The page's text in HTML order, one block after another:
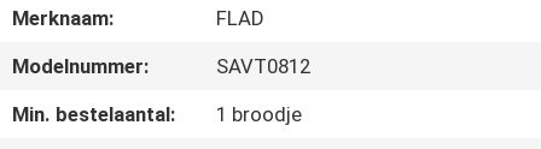
FABRIEKSTOCHT
KWALITEITSCONTROLE
Merknaam:
FLAD
Modelnummer:
SAVT0812
Min. bestelaantal:
1 broodje